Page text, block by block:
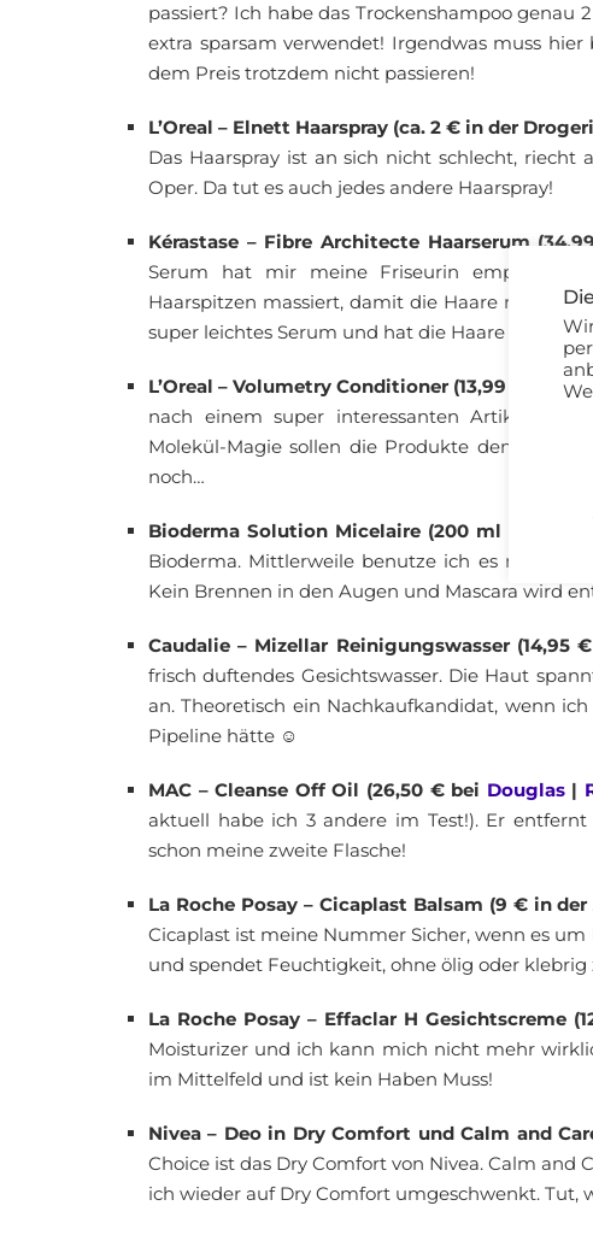
passiert? Ich habe das Trockenshampoo genau
extra sparsam verwendet! Irgendwas muss
dem Preis trotzdem nicht passieren!
L’Oreal – Elnett Haarspray (ca. 2 € in der
Das Haarspray ist an sich nicht schlecht,
Oper. Da tut es auch jedes andere Haarspray!
Kérastase – Fibre Architecte Haarserum
Serum hat mir meine Friseurin empfohlen.
Haarspitzen massiert, damit die Haare nicht
super leichtes Serum und hat die Haare nicht
L’Oreal – Volumetry Conditioner (13,99 € bei
nach einem super interessanten Artikel in
Molekül-Magie sollen die Produkte dem Haar
noch…
Bioderma Solution Micelaire (200 ml für 10 €
Bioderma. Mittlerweile benutze ich es nur
Kein Brennen in den Augen und Mascara wird
Caudalie – Mizellar Reinigungswasser
frisch duftendes Gesichtswasser. Die Haut
an. Theoretisch ein Nachkaufkandidat, wenn
Pipeline hätte ☺
MAC – Cleanse Off Oil (26,50 € bei Douglas|
aktuell habe ich 3 andere im Test!). Er
schon meine zweite Flasche!
La Roche Posay – Cicaplast Balsam (9 € in
Cicaplast ist meine Nummer Sicher, wenn es
und spendet Feuchtigkeit, ohne ölig oder
La Roche Posay – Effaclar H Gesichtscreme
Moisturizer und ich kann mich nicht mehr
im Mittelfeld und ist kein Haben Muss!
Nivea – Deo in Dry Comfort und Calm and
Choice ist das Dry Comfort von Nivea. Calm
ich wieder auf Dry Comfort umgeschwenkt. Tut,